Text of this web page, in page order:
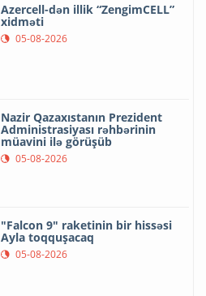
Azercell-dən illik “ZengimCELL”
xidməti
05-08-2026
Nazir Qazaxıstanın Prezident
Administrasiyası rəhbərinin
müavini ilə görüşüb
05-08-2026
"Falcon 9" raketinin bir hissəsi
Ayla toqquşacaq
05-08-2026